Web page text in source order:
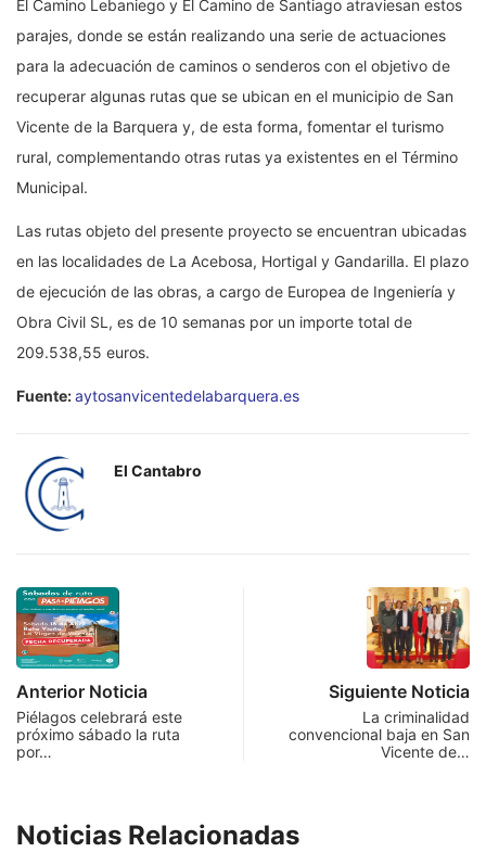
El Camino Lebaniego y El Camino de Santiago atraviesan estos
parajes, donde se están realizando una serie de actuaciones
para la adecuación de caminos o senderos con el objetivo de
recuperar algunas rutas que se ubican en el municipio de San
Vicente de la Barquera y, de esta forma, fomentar el turismo
rural, complementando otras rutas ya existentes en el Término
Municipal.
Las rutas objeto del presente proyecto se encuentran ubicadas
en las localidades de La Acebosa, Hortigal y Gandarilla. El plazo
de ejecución de las obras, a cargo de Europea de Ingeniería y
Obra Civil SL, es de 10 semanas por un importe total de
209.538,55 euros.
Fuente:aytosanvicentedelabarquera.es
El Cantabro
Anterior Noticia
Piélagos celebrará este
próximo sábado la ruta
por…
Siguiente Noticia
La criminalidad
convencional baja en San
Vicente de…
Noticias Relacionadas